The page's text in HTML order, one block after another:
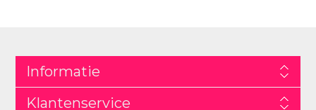
Informatie
Klantenservice